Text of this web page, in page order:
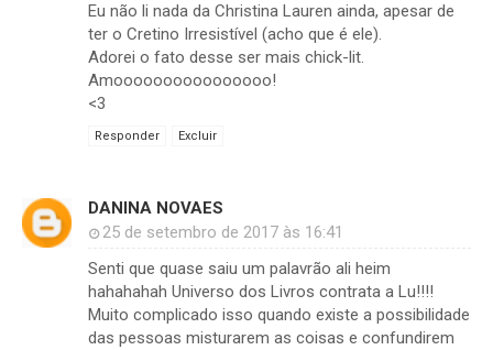
Eu não li nada da Christina Lauren ainda, apesar de
ter o Cretino Irresistível (acho que é ele).
Adorei o fato desse ser mais chick-lit.
Amoooooooooooooooo!
<3
Responder Excluir
DANINA NOVAES
25 de setembro de 2017 às 16:41
Senti que quase saiu um palavrão ali heim
hahahahah Universo dos Livros contrata a Lu!!!!
Muito complicado isso quando existe a possibilidade
das pessoas misturarem as coisas e confundirem